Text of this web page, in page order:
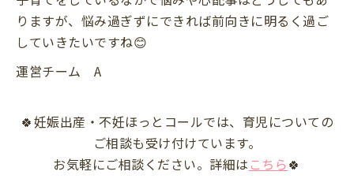
りますが、悩み過ぎずにできれば前向きに明るく過ご
していきたいですね😊
運営チーム A
🍀妊娠出産・不妊ほっとコールでは、育児についての
ご相談も受け付けています。
お気軽にご相談ください。詳細は こちら🍀